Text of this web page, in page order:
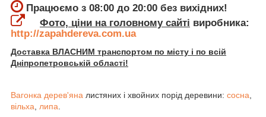
Працюємо з 08:00 до 20:00 без вихідних!
Фото, ціни на головному сайті виробника:
http://zapahdereva.com.ua
Доставка ВЛАСНИМ транспортом по місту і по всій
Дніпропетровській області!
Вагонка дерев'яна листяних і хвойних порід деревини: сосна
вільха
липа